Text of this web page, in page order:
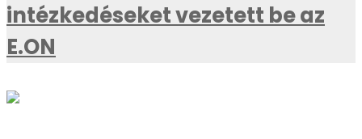
intézkedéseket vezetett be az
E.ON